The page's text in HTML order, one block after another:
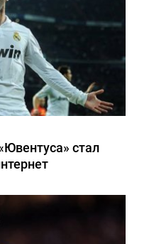
стал